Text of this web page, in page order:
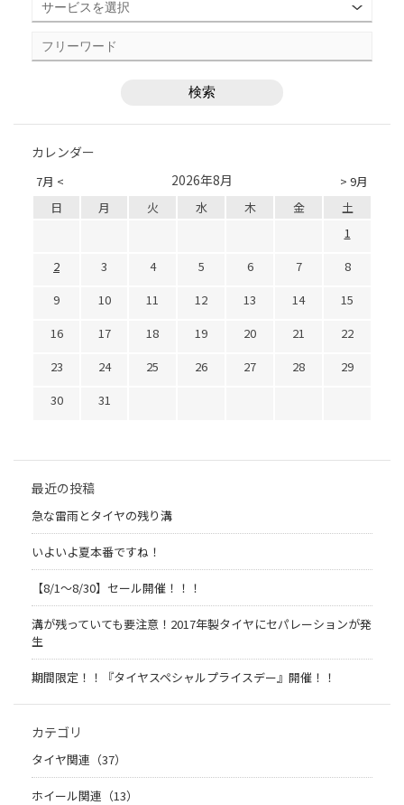
カレンダー
7月 < > 9月
2026年8月
日 月 火 水 木 金
土
1
2
3 4 5 6 7
8
9
10 11 12 13 14
15
16
17 18 19 20 21
22
23
24 25 26 27 28
29
30
31
最近の投稿
急な雷雨とタイヤの残り溝
いよいよ夏本番ですね！
【8/1～8/30】セール開催！！！
溝が残っていても要注意！2017年製タイヤにセパレーションが発
生
期間限定！！『タイヤスペシャルプライスデー』開催！！
カテゴリ
タイヤ関連（37）
ホイール関連（13）